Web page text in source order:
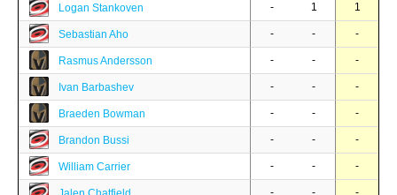
Logan Stankoven - 1 1
Sebastian Aho - - -
Rasmus Andersson - - -
Ivan Barbashev - - -
Braeden Bowman - - -
Brandon Bussi - - -
William Carrier - - -